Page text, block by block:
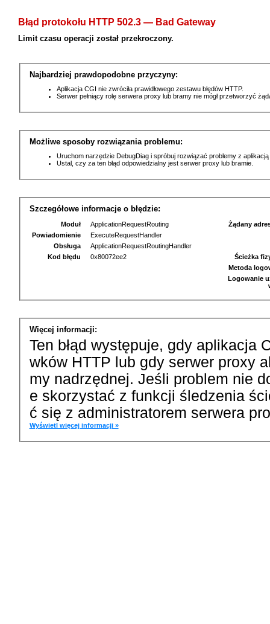
Błąd protokołu HTTP 502.3 — Bad Gateway
Limit czasu operacji został przekroczony.
Najbardziej prawdopodobne przyczyny:
Aplikacja CGI nie zwróciła prawidłowego zestawu błędów HTTP.
Serwer pełniący rolę serwera proxy lub bramy nie mógł przetworzyć
Możliwe sposoby rozwiązania problemu:
Uruchom narzędzie DebugDiag i spróbuj rozwiązać problemy z
Ustal, czy za ten błąd odpowiedzialny jest serwer proxy lub bramie.
Szczegółowe informacje o błędzie:
Moduł
ApplicationRequestRouting
Powiadomienie
ExecuteRequestHandler
Obsługa
ApplicationRequestRoutingHandler
Kod błędu
0x80072ee2
Żądany
Ścieżka
Metoda
Logowanie
Więcej informacji:
Ten błąd występuje, gdy aplikacja
wków HTTP lub gdy serwer proxy
my nadrzędnej. Jeśli problem nie
e skorzystać z funkcji śledzenia
ć się z administratorem serwera
Wyświetl więcej informacji »